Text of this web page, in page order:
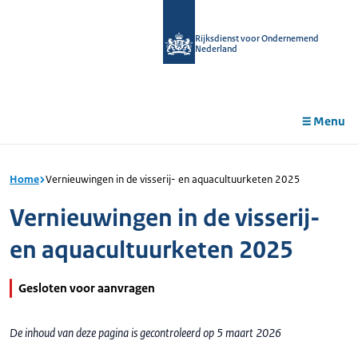
Rijksdienst voor Ondernemend
Nederland
Menu
Home Vernieuwingen in de visserij- en aquacultuurketen 2025
Vernieuwingen in de visserij-
en aquacultuurketen 2025
Gesloten voor aanvragen
De inhoud van deze pagina is gecontroleerd op 5 maart 2026